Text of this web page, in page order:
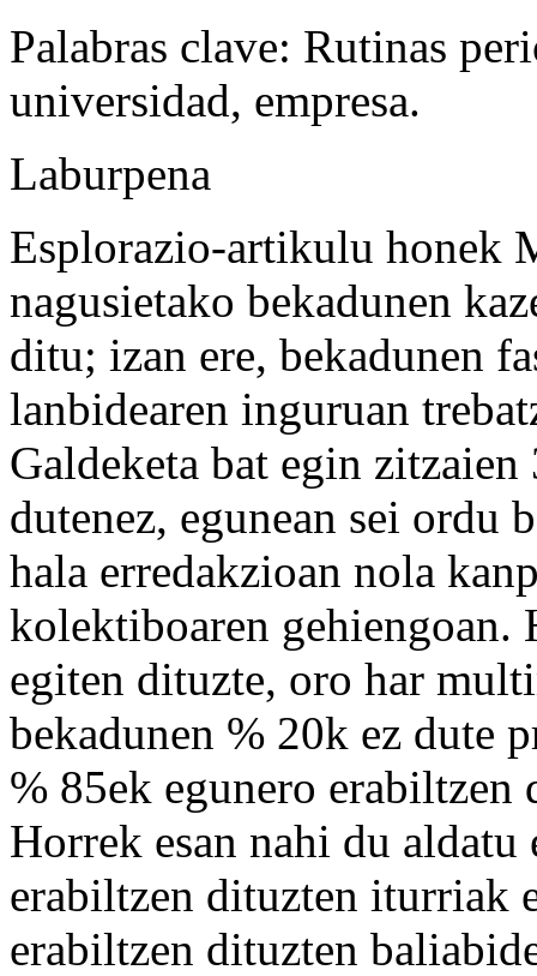
Palabras clave: Rutinas
universidad, empresa.
Laburpena
Esplorazio-artikulu honek
nagusietako bekadunen
ditu; izan ere, bekadunen
lanbidearen inguruan
Galdeketa bat egin
dutenez, egunean sei ordu
hala erredakzioan nola
kolektiboaren
egiten dituzte, oro har
bekadunen % 20k ez dute
% 85ek egunero erabiltzen
Horrek esan nahi du aldatu
erabiltzen dituzten iturriak
erabiltzen dituzten